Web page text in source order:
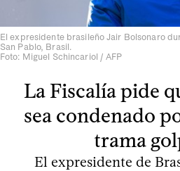
El expresidente brasileño Jair Bolsonaro
San Pablo, Brasil.
Foto: Miguel Schincariol / AFP
La Fiscalía pide
sea condenado
trama
El expresidente de